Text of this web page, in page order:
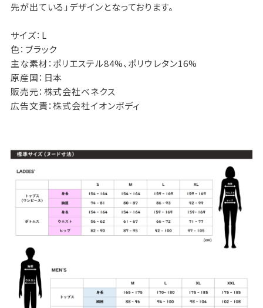
先が出ている」デザインとなっております。
サイズ：L
色：ブラック
主な素材：ポリエステル84%、ポリウレタン16%
原産国：日本
販売元：株式会社ベネクス
広告文責：株式会社イオンボディ